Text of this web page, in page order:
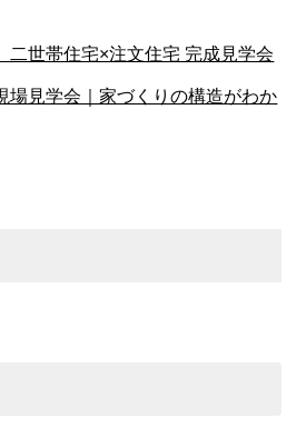
二世帯住宅×注文住宅 完成見学会
場見学会｜家づくりの構造がわか